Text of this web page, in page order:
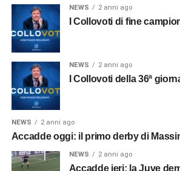
NEWS 2 anni ago
I Collovoti di fine
NEWS 2 anni ago
I Collovoti della 36ª
NEWS 2 anni ago
Accadde oggi: il primo derby di
NEWS 2 anni ago
Accadde ieri: la Juve